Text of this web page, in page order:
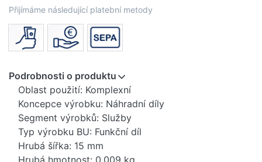
Přijímáme následující platební metody
Podrobnosti o produktu
Oblast použití: Komplexní
Koncepce výrobku: Náhradní díly
Segment výrobků: Služby
Typ výrobku BU: Funkční díl
Hrubá šířka: 15 mm
Hrubá hmotnost: 0,009 kg